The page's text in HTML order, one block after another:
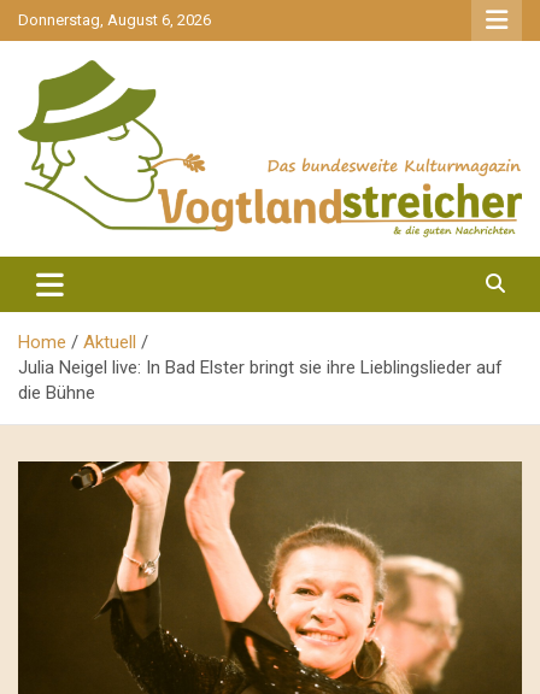
gehe
zum
Donnerstag, August 6, 2026
Vogtlandstreicher
Home
Aktuell
Julia Neigel live: In Bad Elster bringt sie ihre Lieblingslieder auf
die Bühne